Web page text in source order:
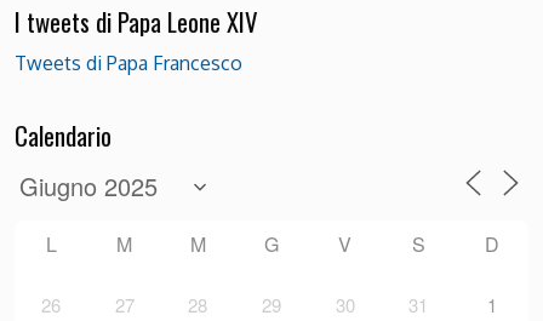
I tweets di Papa Leone XIV
Tweets di Papa Francesco
Calendario
L M M G V S D
26 27 28 29 30 31 1